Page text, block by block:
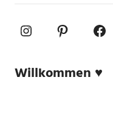
InstagramPinterest
Willkommen ♥